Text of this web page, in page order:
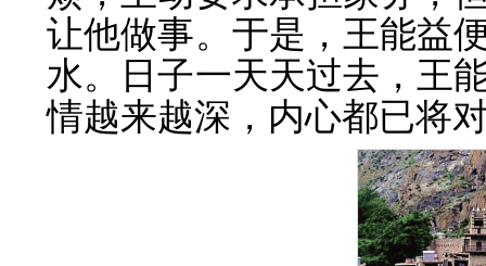
让他做事。于是，王能益
水。日子一天天过去，王
情越来越深，内心都已将